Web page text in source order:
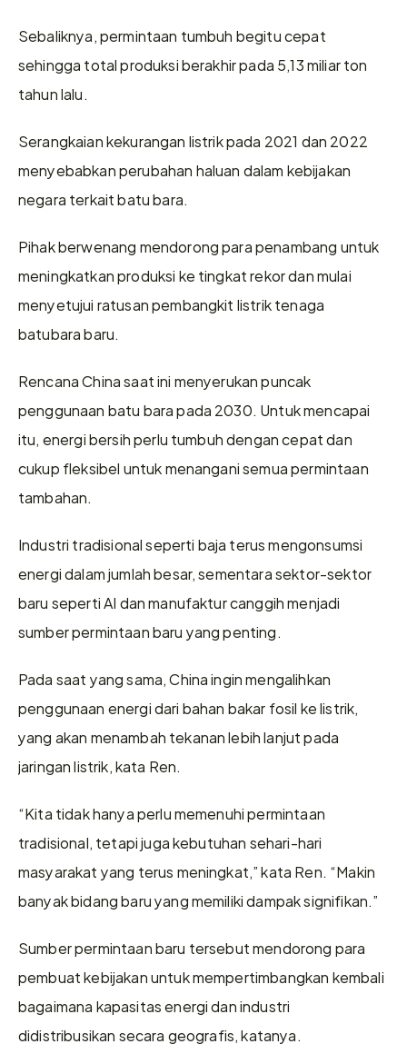
Sebaliknya, permintaan tumbuh begitu cepat
sehingga total produksi berakhir pada 5,13 miliar ton
tahun lalu.
Serangkaian kekurangan listrik pada 2021 dan 2022
menyebabkan perubahan haluan dalam kebijakan
negara terkait batu bara.
Pihak berwenang mendorong para penambang untuk
meningkatkan produksi ke tingkat rekor dan mulai
menyetujui ratusan pembangkit listrik tenaga
batubara baru.
Rencana China saat ini menyerukan puncak
penggunaan batu bara pada 2030. Untuk mencapai
itu, energi bersih perlu tumbuh dengan cepat dan
cukup fleksibel untuk menangani semua permintaan
tambahan.
Industri tradisional seperti baja terus mengonsumsi
energi dalam jumlah besar, sementara sektor-sektor
baru seperti AI dan manufaktur canggih menjadi
sumber permintaan baru yang penting.
Pada saat yang sama, China ingin mengalihkan
penggunaan energi dari bahan bakar fosil ke listrik,
yang akan menambah tekanan lebih lanjut pada
jaringan listrik, kata Ren.
“Kita tidak hanya perlu memenuhi permintaan
tradisional, tetapi juga kebutuhan sehari-hari
masyarakat yang terus meningkat,” kata Ren. “Makin
banyak bidang baru yang memiliki dampak signifikan.”
Sumber permintaan baru tersebut mendorong para
pembuat kebijakan untuk mempertimbangkan kembali
bagaimana kapasitas energi dan industri
didistribusikan secara geografis, katanya.